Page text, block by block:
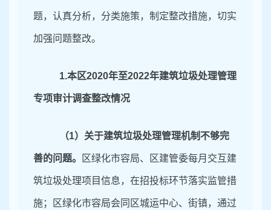
题，认真分析，分类施策，制定整改措施，切实
加强问题整改。
1.本区2020年至2022年建筑垃圾处理管理
专项审计调查整改情况
（1）关于建筑垃圾处理管理机制不够完
善的问题。 区绿化市容局、区建管委每月交互建
筑垃圾处理项目信息，在招投标环节落实监管措
施；区绿化市容局会同区城运中心、街镇，通过